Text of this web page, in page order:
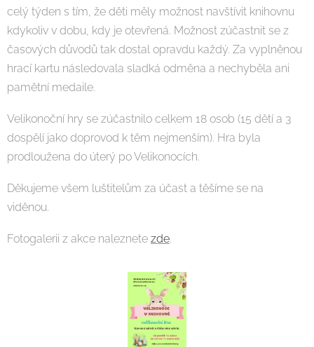
celý týden s tím, že děti měly možnost navštívit knihovnu
kdykoliv v dobu, kdy je otevřená. Možnost zúčastnit se z
časových důvodů tak dostal opravdu každý. Za vyplněnou
hrací kartu následovala sladká odměna a nechyběla ani
pamětní medaile.
Velikonoční hry se zúčastnilo celkem 18 osob (15 dětí a 3
dospělí jako doprovod k těm nejmenším). Hra byla
prodloužena do úterý po Velikonocích.
Děkujeme všem luštitelům za účast a těšíme se na
viděnou.
Fotogalerii z akce naleznete zde.